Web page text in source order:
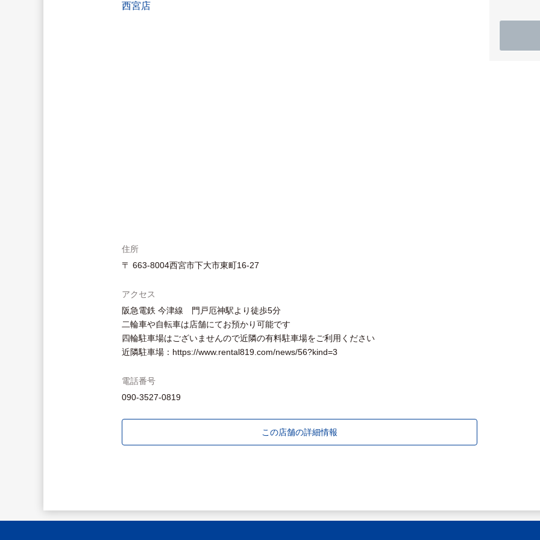
西宮店
住所
〒 663-8004西宮市下大市東町16-27
アクセス
阪急電鉄 今津線 門戸厄神駅より徒歩5分
二輪車や自転車は店舗にてお預かり可能です
四輪駐車場はございませんので近隣の有料駐車場をご利用ください
近隣駐車場：https://www.rental819.com/news/56?kind=3
電話番号
090-3527-0819
この店舗の詳細情報